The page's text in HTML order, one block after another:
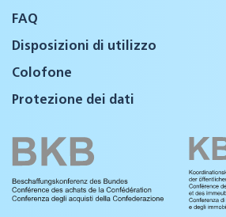
FAQ
Disposizioni di utilizzo
Colofone
Protezione dei dati